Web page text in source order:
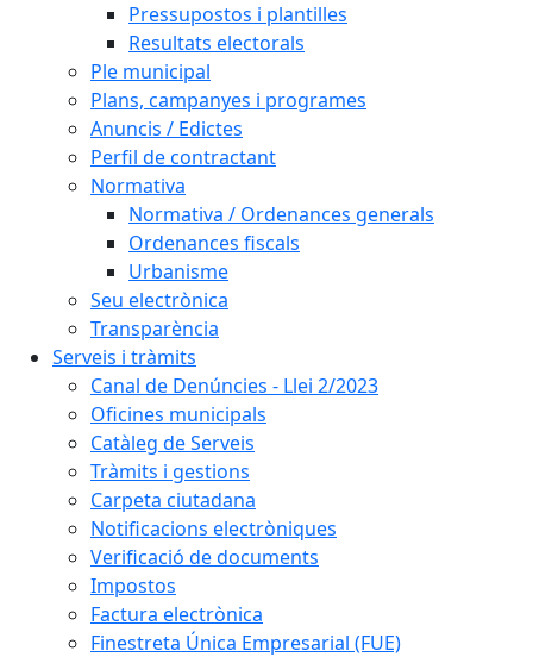
Pressupostos i plantilles
Resultats electorals
Ple municipal
Plans, campanyes i programes
Anuncis / Edictes
Perfil de contractant
Normativa
Normativa / Ordenances generals
Ordenances fiscals
Urbanisme
Seu electrònica
Transparència
Serveis i tràmits
Canal de Denúncies - Llei 2/2023
Oficines municipals
Catàleg de Serveis
Tràmits i gestions
Carpeta ciutadana
Notificacions electròniques
Verificació de documents
Impostos
Factura electrònica
Finestreta Única Empresarial (FUE)